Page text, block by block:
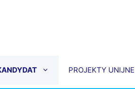
PROJEKTY UNIJNE